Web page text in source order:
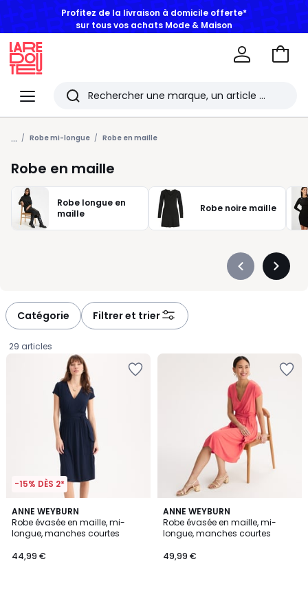
Profitez de la livraison à domicile offerte*
sur tous vos achats Mode & Maison
Menu
Redoute
Rechercher
Les
derniers
articles
consultés
Aller
... Robe mi-longue Robe en maille
Robe en maille
Robe longue en
maille
Robe noire maille
Précédent
Catégorie Filtrer et trier
29 articles
-15% DÈS 2*
ANNE WEYBURN
Robe évasée en maille, mi-
longue, manches courtes
€.
44,99 €
4,2
/ 5
2
Couleurs
ANNE WEYBURN
Robe évasée en maille, mi-
longue, manches courtes
49,99 €
4,2
/ 5